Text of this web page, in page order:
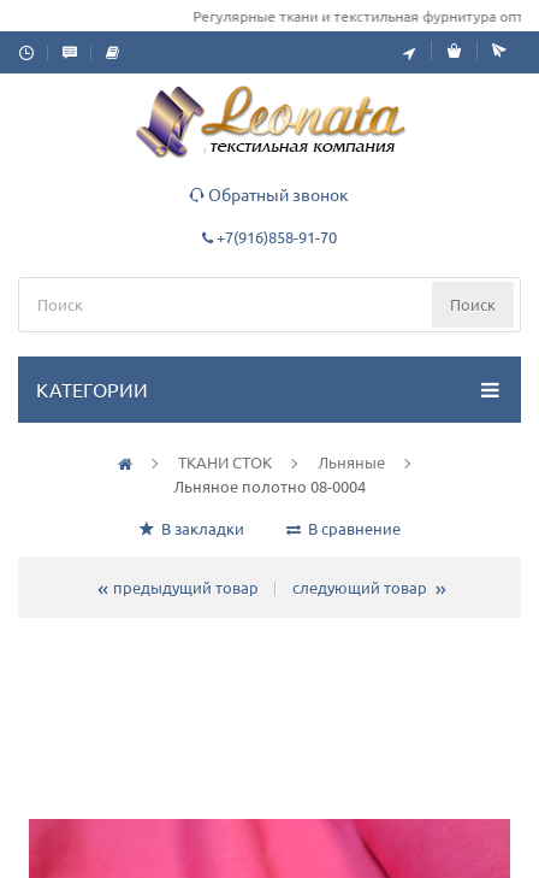
Регулярные ткани и текстильная фурнитура
Обратный звонок
+7(916)858-91-70
Поиск
КАТЕГОРИИ
ТКАНИ СТОК
Льняные
Льняное полотно 08-0004
В закладки В сравнение
предыдущий товар следующий товар